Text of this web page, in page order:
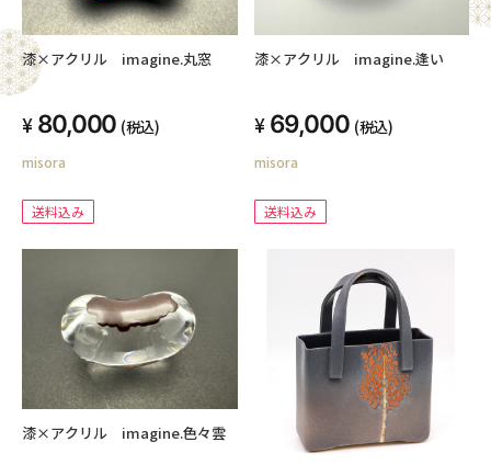
漆×アクリル imagine.丸窓
80,000 (税込)
misora
送料込み
漆×アクリル imagine.逢い
69,000 (税込)
misora
送料込み
漆×アクリル imagine.色々雲